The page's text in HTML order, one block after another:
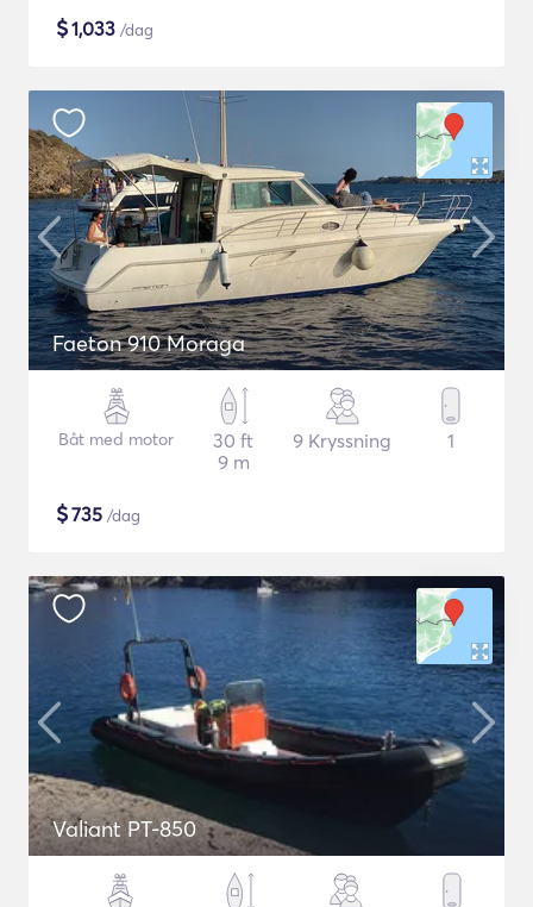
$1,033 /dag
Faeton 910 Moraga
Båt med motor
30 ft
9 m
9 Kryssning 1
$735 /dag
Valiant PT-850